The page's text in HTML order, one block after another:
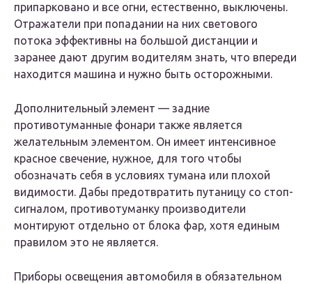
припарковано и все огни, естественно, выключены.
Отражатели при попадании на них светового
потока эффективны на большой дистанции и
заранее дают другим водителям знать, что впереди
находится машина и нужно быть осторожными.
Дополнительный элемент — задние
противотуманные фонари также является
желательным элементом. Он имеет интенсивное
красное свечение, нужное, для того чтобы
обозначать себя в условиях тумана или плохой
видимости. Дабы предотвратить путаницу со стоп-
сигналом, противотуманку производители
монтируют отдельно от блока фар, хотя единым
правилом это не является.
Приборы освещения автомобиля в обязательном